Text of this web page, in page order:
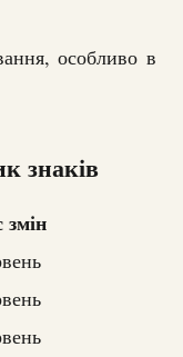
особливо в
знаків
змін